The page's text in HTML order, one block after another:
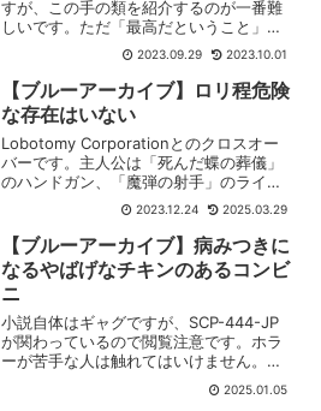
すが、この手の類を紹介するのが一番難
しいです。ただ「最高だということ」は
確実に保証できます。2023.09.29 2023.10.01
【ブルーアーカイブ】ロリ程危険
な存在はいない
Lobotomy Corporationとのクロスオー
バーです。主人公は「死んだ蝶の葬儀」
のハンドガン、「魔弾の射手」のライフ
ルという２つのE.G.O武器を手にキヴォ
トスに降り立ちます。
2023.12.24 2025.03.29
【ブルーアーカイブ】病みつきに
なるやばげなチキンのあるコンビ
ニ
小説自体はギャグですが、SCP-444-JP
が関わっているので閲覧注意です。ホラ
ーが苦手な人は触れてはいけません。調
べてもいけません。決して見てはなりま
2025.01.05